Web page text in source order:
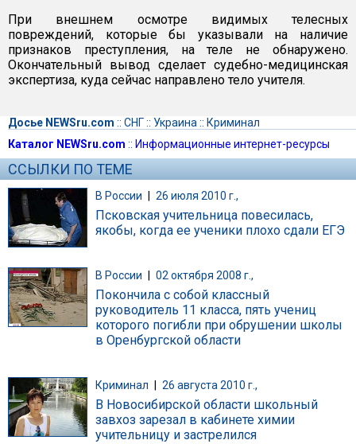
При внешнем осмотре видимых телесных
повреждений, которые бы указывали на наличие
признаков преступления, на теле не обнаружено.
Окончательный вывод сделает судебно-медицинская
экспертиза, куда сейчас направлено тело учителя.
Досье NEWSru.com :: СНГ:: Украина :: Криминал
Каталог NEWSru.com :: Информационные интернет-ресурсы
ССЫЛКИ ПО ТЕМЕ
В России | 26 июля 2010 г.,
Псковская учительница повесилась,
якобы, когда ее ученики плохо сдали ЕГЭ
В России 02 октября 2008 г.,
Покончила с собой классный
руководитель 11 класса, пять учениц
которого погибли при обрушении школы
в Оренбургской области
Криминал 26 августа 2010 г.,
В Новосибирской области школьный
завхоз зарезал в кабинете химии
учительницу и застрелился